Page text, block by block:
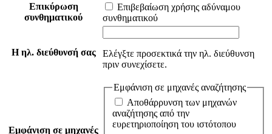
Επικύρωση
συνθηματικού
Επιβεβαίωση χρήσης αδύναμου
συνθηματικού
Η ηλ. διεύθυνσή σας
Ελέγξτε προσεκτικά την ηλ. διεύθυνση
πριν συνεχίσετε.
Εμφάνιση σε μηχανές
Εμφάνιση σε μηχανές αναζήτησης
αναζήτησης από την
ευρετηριοποίηση του ιστότοπου